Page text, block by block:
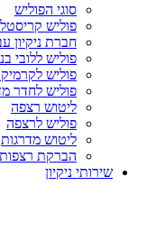
סוגי הפוליש
פוליש קריסטל
חברת ניקיון
פוליש ללובי
פוליש
פוליש לחדר
ליטוש רצפה
פוליש לרצפה
ליטוש מדרגות
הברקת
שירותי ניקיון